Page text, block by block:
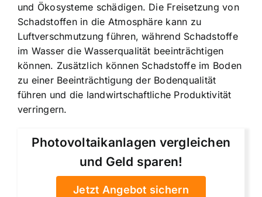
und Ökosysteme schädigen. Die Freisetzung von
Schadstoffen in die Atmosphäre kann zu
Luftverschmutzung führen, während Schadstoffe
im Wasser die Wasserqualität beeinträchtigen
können. Zusätzlich können Schadstoffe im Boden
zu einer Beeinträchtigung der Bodenqualität
führen und die landwirtschaftliche Produktivität
verringern.
Photovoltaikanlagen vergleichen
und Geld sparen!
Jetzt Angebot sichern